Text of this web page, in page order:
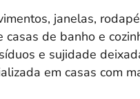
janelas,
casas de banho e
e sujidade
em casas com